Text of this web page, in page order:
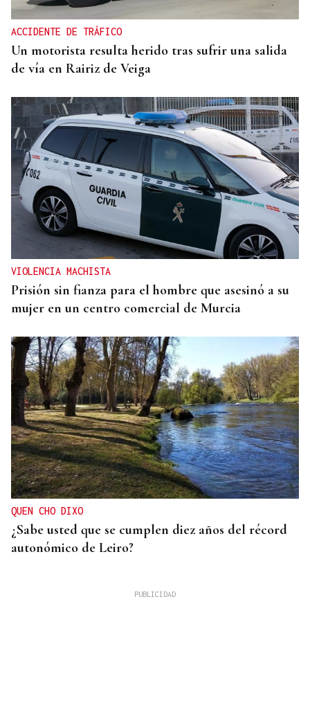
mental de los menores
ACCIDENTE DE TRÁFICO
Un motorista resulta herido tras sufrir una salida
de vía en Rairiz de Veiga
VIOLENCIA MACHISTA
Prisión sin fianza para el hombre que asesinó a su
mujer en un centro comercial de Murcia
QUEN CHO DIXO
¿Sabe usted que se cumplen diez años del récord
autonómico de Leiro?